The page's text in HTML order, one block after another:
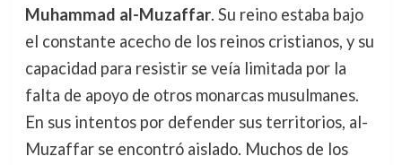
Muhammad al-Muzaffar. Su reino estaba bajo
el constante acecho de los reinos cristianos, y su
capacidad para resistir se veía limitada por la
falta de apoyo de otros monarcas musulmanes.
En sus intentos por defender sus territorios, al-
Muzaffar se encontró aislado. Muchos de los